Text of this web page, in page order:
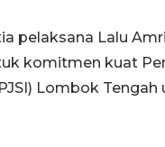
pelaksana Lalu
komitmen kuat
Lombok